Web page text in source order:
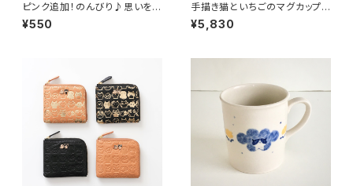
ピンク追加！のんびり♪思いを届
ける猫たち 猫と手紙 一筆箋 16
枚セット 猫好き・文具好きへのプ
¥550
手描き猫といちごのマグカップ
春のうつわ・猫モチーフ 黒猫ハ
チワレ猫
¥5,830